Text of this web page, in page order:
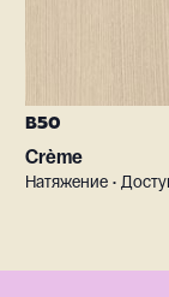
B50
Crème
Натяжение •